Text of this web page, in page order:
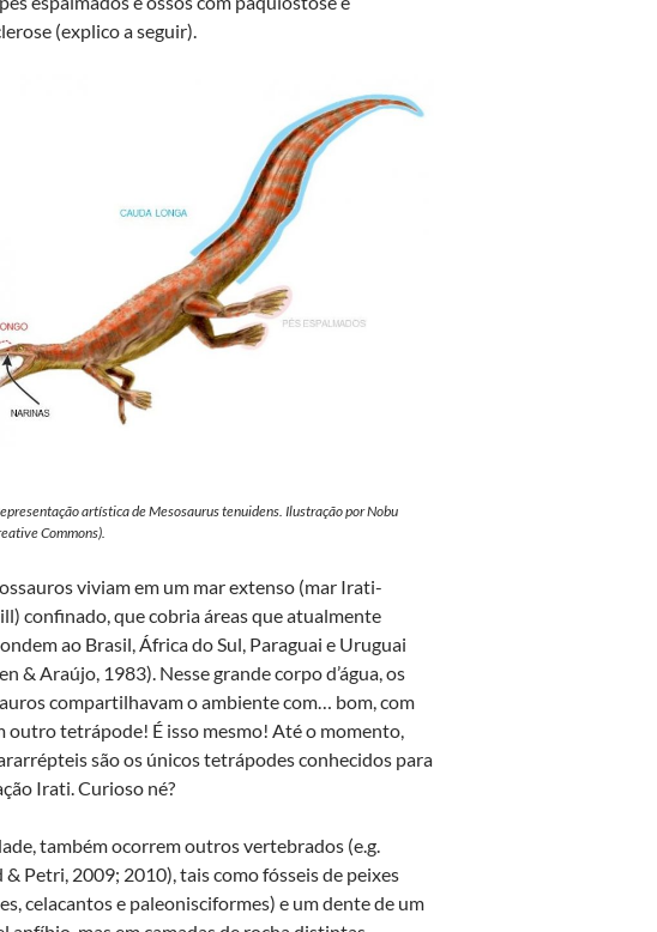
(explico a seguir).
artística deMesosaurus tenuidens . Ilustração por Nobu
Commons).
viviam em um mar extenso (mar Irati-
confinado, que cobria áreas que atualmente
ao Brasil, África do Sul, Paraguai e Uruguai
& Araújo, 1983). Nesse grande corpo d’água, os
compartilhavam o ambiente com… bom, com
outro tetrápode! É isso mesmo! Até o momento,
são os únicos tetrápodes conhecidos para
Irati. Curioso né?
também ocorrem outros vertebrados (e.g.
& Petri, 2009; 2010), tais como fósseis de peixes
celacantos e paleonisciformes) e um dente de um